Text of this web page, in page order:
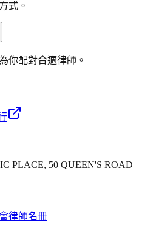
式。
你配對合適律師。
PLACE, 50 QUEEN'S ROAD
律師名冊